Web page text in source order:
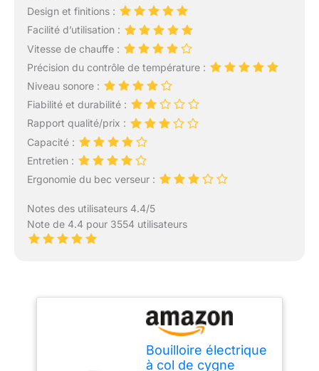
Design et finitions :
Facilité d’utilisation :
Vitesse de chauffe :
Précision du contrôle de température :
Niveau sonore :
Fiabilité et durabilité :
Rapport qualité/prix :
Capacité :
Entretien :
Ergonomie du bec verseur :
Notes des utilisateurs 4.4/5
Note de 4.4 pour 3554 utilisateurs
Bouilloire électrique
à col de cygne